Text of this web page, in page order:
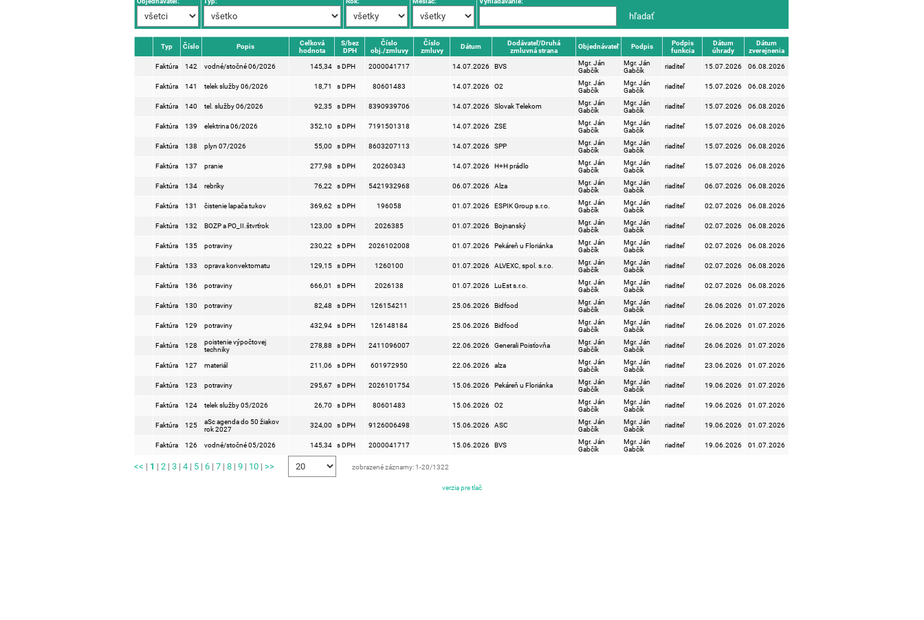
Typ Číslo Popis
Celková
hodnota
S/bez
DPH
Číslo
obj./zmluvy
Číslo
zmluvy
Dátum
Dodávateľ/Druhá
zmluvná strana
Objednávateľ Podpis
Podpis
funkcia
Dátum
úhrady
Dátum
zverejnenia
Faktúra 142 vodné/stočné 06/2026 145,34 s DPH 2000041717 14.07.2026 BVS
Mgr. Ján
Gabčík
Mgr. Ján
Gabčík
riaditeľ 15.07.2026 06.08.2026
Faktúra 141 telek služby 06/2026 18,71 s DPH 80601483 14.07.2026 O2
Mgr. Ján
Gabčík
Mgr. Ján
Gabčík
riaditeľ 15.07.2026 06.08.2026
Faktúra 140 tel. služby 06/2026 92,35 s DPH 8390939706 14.07.2026 Slovak Telekom
Mgr. Ján
Gabčík
Mgr. Ján
Gabčík
riaditeľ 15.07.2026 06.08.2026
Faktúra 139 elektrina 06/2026 352,10 s DPH 7191501318 14.07.2026 ZSE
Mgr. Ján
Gabčík
Mgr. Ján
Gabčík
riaditeľ 15.07.2026 06.08.2026
Faktúra 138 plyn 07/2026 55,00 s DPH 8603207113 14.07.2026 SPP
Mgr. Ján
Gabčík
Mgr. Ján
Gabčík
riaditeľ 15.07.2026 06.08.2026
Faktúra 137 pranie 277,98 s DPH 20260343 14.07.2026 H+H prádlo
Mgr. Ján
Gabčík
Mgr. Ján
Gabčík
riaditeľ 15.07.2026 06.08.2026
Faktúra 134 rebríky 76,22 s DPH 5421932968 06.07.2026 Alza
Mgr. Ján
Gabčík
Mgr. Ján
Gabčík
riaditeľ 06.07.2026 06.08.2026
Faktúra 131 čistenie lapača tukov 369,62 s DPH 196058 01.07.2026 ESPIK Group s.r.o.
Mgr. Ján
Gabčík
Mgr. Ján
Gabčík
riaditeľ 02.07.2026 06.08.2026
Faktúra 132 BOZP a PO_II.štvrťrok 123,00 s DPH 2026385 01.07.2026 Bojnanský
Mgr. Ján
Gabčík
Mgr. Ján
Gabčík
riaditeľ 02.07.2026 06.08.2026
Faktúra 135 potraviny 230,22 s DPH 2026102008 01.07.2026 Pekáreň u Floriánka
Mgr. Ján
Gabčík
Mgr. Ján
Gabčík
riaditeľ 02.07.2026 06.08.2026
Faktúra 133 oprava konvektomatu 129,15 s DPH 1260100 01.07.2026 ALVEXC, spol. s.r.o.
Mgr. Ján
Gabčík
Mgr. Ján
Gabčík
riaditeľ 02.07.2026 06.08.2026
Faktúra 136 potraviny 666,01 s DPH 2026138 01.07.2026 LuEst s.r.o.
Mgr. Ján
Gabčík
Mgr. Ján
Gabčík
riaditeľ 02.07.2026 06.08.2026
Faktúra 130 potraviny 82,48 s DPH 126154211 25.06.2026 Bidfood
Mgr. Ján
Gabčík
Mgr. Ján
Gabčík
riaditeľ 26.06.2026 01.07.2026
Faktúra 129 potraviny 432,94 s DPH 126148184 25.06.2026 Bidfood
Mgr. Ján
Gabčík
Mgr. Ján
Gabčík
riaditeľ 26.06.2026 01.07.2026
Faktúra 128
poistenie výpočtovej
techniky
278,88 s DPH 2411096007 22.06.2026 Generali Poisťovňa
Mgr. Ján
Gabčík
Mgr. Ján
Gabčík
riaditeľ 26.06.2026 01.07.2026
Faktúra 127 materiál 211,06 s DPH 601972950 22.06.2026 alza
Mgr. Ján
Gabčík
Mgr. Ján
Gabčík
riaditeľ 23.06.2026 01.07.2026
Faktúra 123 potraviny 295,67 s DPH 2026101754 15.06.2026 Pekáreň u Floriánka
Mgr. Ján
Gabčík
Mgr. Ján
Gabčík
riaditeľ 19.06.2026 01.07.2026
Faktúra 124 telek služby 05/2026 26,70 s DPH 80601483 15.06.2026 O2
Mgr. Ján
Gabčík
Mgr. Ján
Gabčík
riaditeľ 19.06.2026 01.07.2026
Faktúra 125
aSc agenda do 50 žiakov
rok 2027
324,00 s DPH 9126006498 15.06.2026 ASC
Mgr. Ján
Gabčík
Mgr. Ján
Gabčík
riaditeľ 19.06.2026 01.07.2026
Faktúra 126 vodné/stočné 05/2026 145,34 s DPH 2000041717 15.06.2026 BVS
Mgr. Ján
Gabčík
Mgr. Ján
Gabčík
riaditeľ 19.06.2026 01.07.2026
<< | 1 |2 |3 |4 | 5 |6 |7 |8 |9 | 10 |>> zobrazené záznamy: 1-20/1322
verzia pre tlač